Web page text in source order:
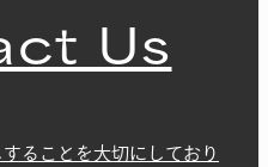
Us
ることを大切にしており